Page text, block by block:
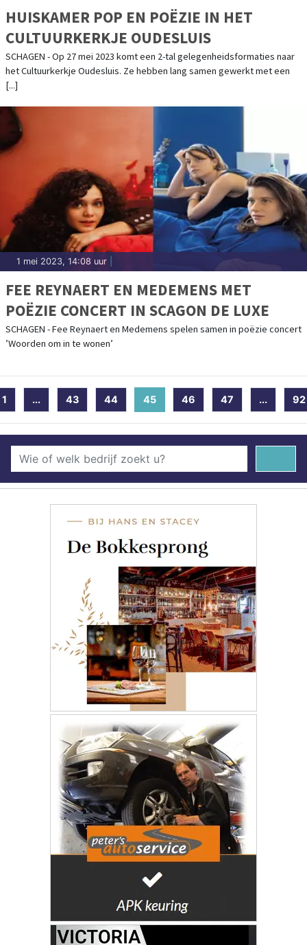
HUISKAMER POP EN POËZIE IN HET
CULTUURKERKJE OUDESLUIS
SCHAGEN - Op 27 mei 2023 komt een 2-tal gelegenheidsformaties naar
het Cultuurkerkje Oudesluis. Ze hebben lang samen gewerkt met een
[...]
1 mei 2023, 14:08 uur
FEE REYNAERT EN MEDEMENS MET
POËZIE CONCERT IN SCAGON DE LUXE
SCHAGEN - Fee Reynaert en Medemens spelen samen in poëzie concert
’Woorden om in te wonen’
1 ... 43 44 45(current)
46 47 ... 92